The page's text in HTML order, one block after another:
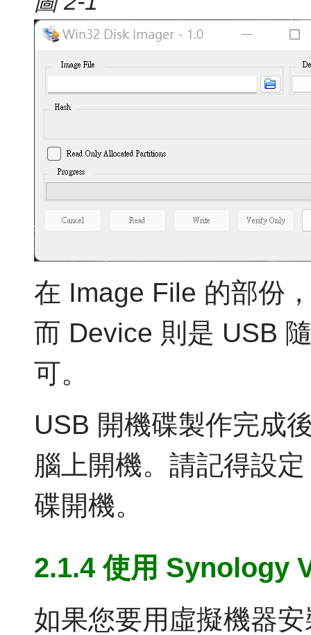
在 Image File 的部份
而 Device 則是 USB
可。
USB 開機碟製作完成
腦上開機。請記得設
碟開機。
2.1.4 使用 Synology
如果您要用虛擬機器